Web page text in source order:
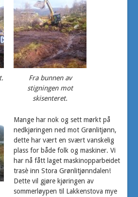
Fra bunnen av
stigningen mot
skisenteret.
Mange har nok og sett mørkt på
nedkjøringen ned mot Grønlitjønn,
dette har vært en svært vanskelig
plass for både folk og maskiner. Vi
har nå fått laget maskinopparbeidet
trasè inn Stora Grønlitjønndalen!
Dette vil gjøre kjøringen av
sommerløypen til Lakkenstova mye